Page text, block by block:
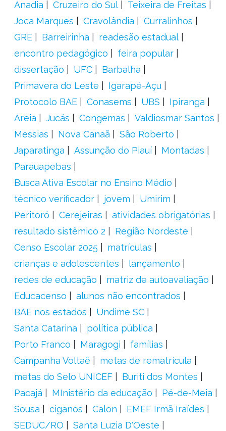
Anadia Cruzeiro do Sul
Teixeira de Freitas
Joca Marques
Cravolândia
Curralinhos
GRE
Barreirinha
readesão estadual
encontro pedagógico
feira popular
dissertação
UFC
Barbalha
Primavera do Leste
Igarapé-Açu
Protocolo BAE
Conasems UBS
Ipiranga
Areia
Jucás Congemas
Valdiosmar Santos
Messias
Nova Canaã
São Roberto
Japaratinga
Assunção do Piauí
Montadas
Parauapebas
Busca Ativa Escolar no Ensino Médio
técnico verificador
jovem
Umirim
Peritoró
Cerejeiras
atividades obrigatórias
resultado sistêmico 2
Região Nordeste
Censo Escolar 2025
matrículas
crianças e adolescentes
lançamento
redes de educação
matriz de autoavaliação
Educacenso
alunos não encontrados
BAE nos estados
Undime SC
Santa Catarina
política pública
Porto Franco
Maragogi
famílias
Campanha Voltaê
metas de rematrícula
metas do Selo UNICEF
Buriti dos Montes
Pacajá
MInistério da educação
Pé-de-Meia
Sousa
ciganos Calon
EMEF Irmã Iraídes
SEDUC/RO
Santa Luzia D'Oeste